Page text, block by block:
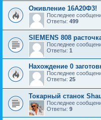
Оживление 16А20Ф3!
Последнее
Ответы: 499
SIEMENS 808
Последнее
Ответы: 1
Нахождение 0
Последнее
Ответы: 25
Токарный станок
Последнее
Ответы: 9